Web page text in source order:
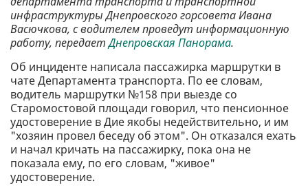
инфраструктуры Днепровского горсовета Ивана
Васючкова, с водителем проведут информационную
работу, передаетДнепровская Панорама.
Об инциденте написала пассажирка маршрутки в
чате Департамента транспорта. По ее словам,
водитель маршрутки №158 при выезде со
Старомостовой площади говорил, что пенсионное
удостоверение в Дие якобы недействительно, и им
"хозяин провел беседу об этом". Он отказался ехать
и начал кричать на пассажирку, пока она не
показала ему, по его словам, "живое"
удостоверение.